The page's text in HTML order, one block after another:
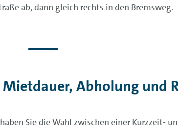
ab, dann gleich rechts in den Bremsweg.
Abholung und
Sie die Wahl zwischen einer Kurzzeit-